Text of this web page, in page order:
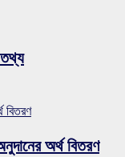
তথ্য
বিতরণ
অর্থ বিতরণ